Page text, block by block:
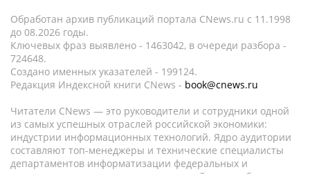
Обработан архив публикаций портала CNews.ru c 11.1998
до 08.2026 годы.
Ключевых фраз выявлено - 1463042, в очереди разбора -
724648.
Создано именных указателей - 199124.
Редакция Индексной книги CNews - book@cnews.ru
Читатели CNews — это руководители и сотрудники одной
из самых успешных отраслей российской экономики:
индустрии информационных технологий. Ядро аудитории
составляют топ-менеджеры и технические специалисты
департаментов информатизации федеральных и